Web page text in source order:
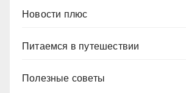
Новости плюс
Питаемся в путешествии
Полезные советы